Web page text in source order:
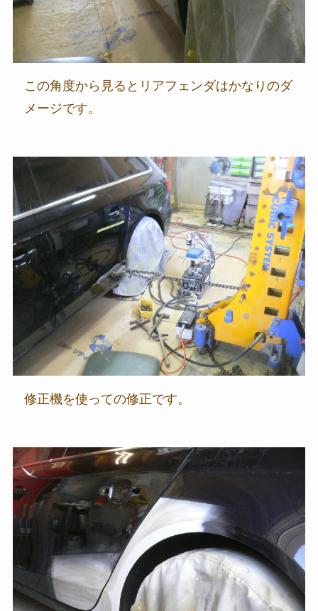
この角度から見るとリアフェンダはかなりのダ
メージです。
修正機を使っての修正です。